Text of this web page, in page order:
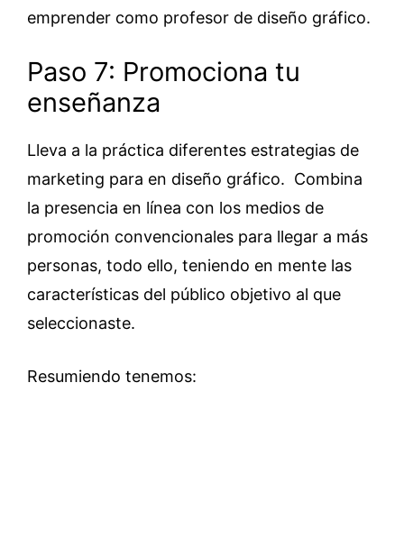
emprender como profesor de diseño gráfico.
Paso 7: Promociona tu
enseñanza
Lleva a la práctica diferentes estrategias de
marketing para en diseño gráfico. Combina
la presencia en línea con los medios de
promoción convencionales para llegar a más
personas, todo ello, teniendo en mente las
características del público objetivo al que
seleccionaste.
Resumiendo tenemos: